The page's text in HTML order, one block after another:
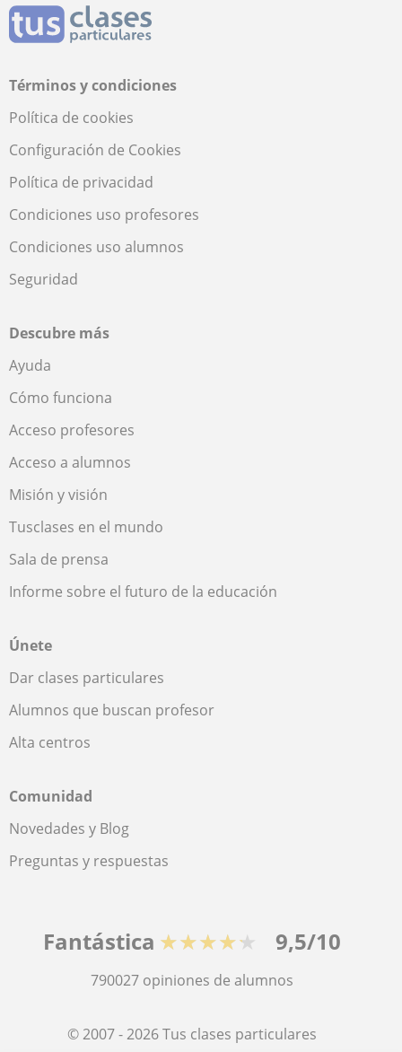
Términos y condiciones
Política de cookies
Configuración de Cookies
Política de privacidad
Condiciones uso profesores
Condiciones uso alumnos
Seguridad
Descubre más
Ayuda
Cómo funciona
Acceso profesores
Acceso a alumnos
Misión y visión
Tusclases en el mundo
Sala de prensa
Informe sobre el futuro de la educación
Únete
Dar clases particulares
Alumnos que buscan profesor
Alta centros
Comunidad
Novedades y Blog
Preguntas y respuestas
Fantástica ★★★★★ 9,5/10
790027 opiniones de alumnos
© 2007 - 2026 Tus clases particulares